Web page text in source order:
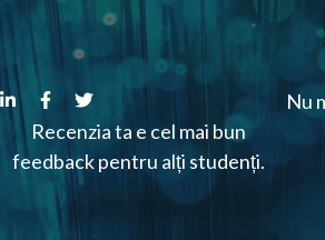
Recenzia ta e cel mai bun
feedback pentru alți studenți.
Nu